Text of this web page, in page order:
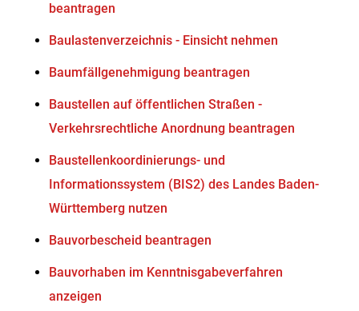
beantragen
Baulastenverzeichnis - Einsicht nehmen
Baumfällgenehmigung beantragen
Baustellen auf öffentlichen Straßen -
Verkehrsrechtliche Anordnung beantragen
Baustellenkoordinierungs- und
Informationssystem (BIS2) des Landes Baden-
Württemberg nutzen
Bauvorbescheid beantragen
Bauvorhaben im Kenntnisgabeverfahren
anzeigen